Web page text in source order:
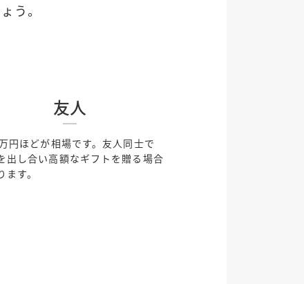
う。
友人
円ほどが相場です。友人同士で
出し合い高額なギフトを贈る場合
ます。